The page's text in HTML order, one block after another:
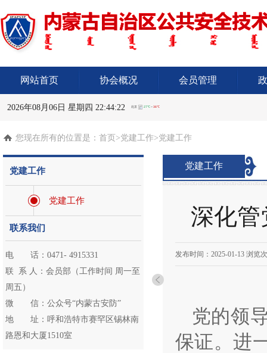
网站首页 协会概况 会员管理
2026年08月06日 星期四 22:44:23
您现在所有的位置是： 首页 >党建工作>党建工作
党建工作
党建工作
联系我们
电 话：0471- 4915331
联 系 人：会员部（工作时间 周一至
周五）
微 信：公众号“内蒙古安防”
地 址：呼和浩特市赛罕区锡林南
路恩和大厦1510室
党建工作
深化管
发布时间： 2025-01-13浏览
党的领
保证。进